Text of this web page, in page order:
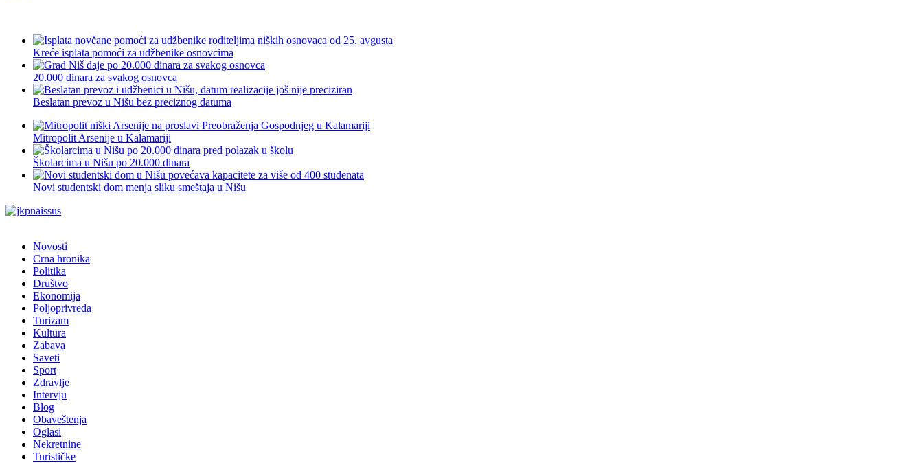
Kreće isplata pomoći za udžbenike osnovcima
20.000 dinara za svakog osnovca
Beslatan prevoz u Nišu bez preciznog datuma
Mitropolit Arsenije u Kalamariji
Školarcima u Nišu po 20.000 dinara
Novi studentski dom menja sliku smeštaja u Nišu
Novosti
Crna hronika
Politika
Društvo
Ekonomija
Poljoprivreda
Turizam
Kultura
Zabava
Saveti
Sport
Zdravlje
Intervju
Blog
Obaveštenja
Oglasi
Nekretnine
Turističke